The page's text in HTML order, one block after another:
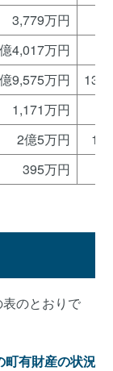
3,779万円
4,017万円
9,575万円
13
1,171万円
2億5万円
1
395万円
のとおりで
町有財産の状況